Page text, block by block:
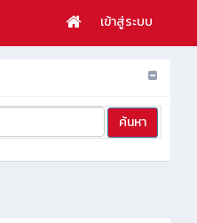
เข้าสู่ระบบ